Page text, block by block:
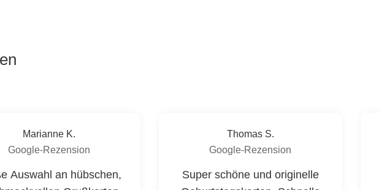
Marianne K.
Google-Rezension
Auswahl an hübschen,
Thomas S.
Google-Rezension
Super schöne und originelle